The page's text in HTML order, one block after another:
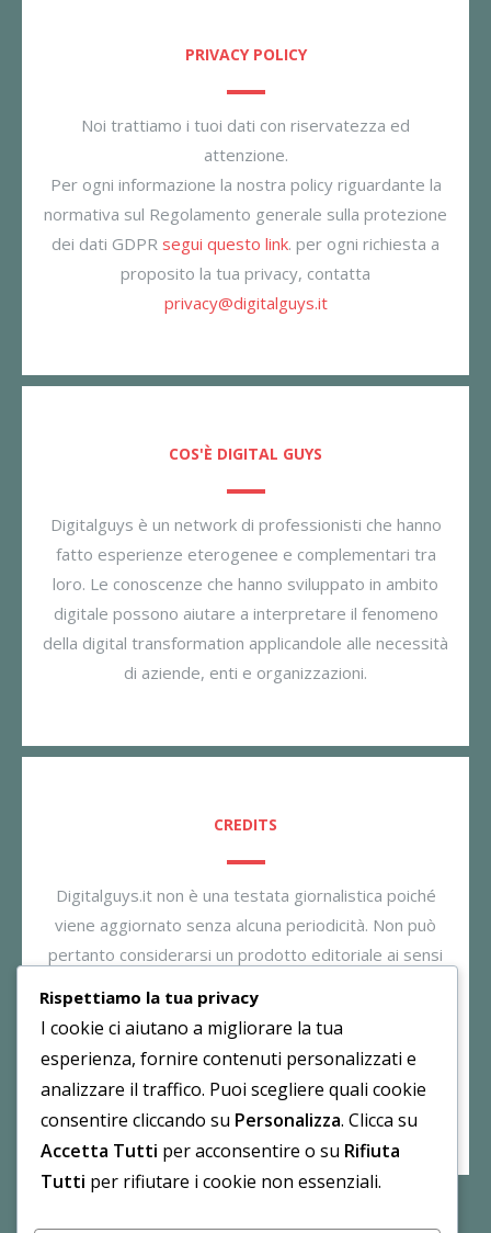
PRIVACY POLICY
Noi trattiamo i tuoi dati con riservatezza ed
attenzione.
Per ogni informazione la nostra policy riguardante la
normativa sul Regolamento generale sulla protezione
dei dati GDPR segui questo link. per ogni richiesta a
proposito la tua privacy, contatta
privacy@digitalguys.it
COS'È DIGITAL GUYS
Digitalguys è un network di professionisti che hanno
fatto esperienze eterogenee e complementari tra
loro. Le conoscenze che hanno sviluppato in ambito
digitale possono aiutare a interpretare il fenomeno
della digital transformation applicandole alle necessità
di aziende, enti e organizzazioni.
CREDITS
Digitalguys.it non è una testata giornalistica poiché
viene aggiornato senza alcuna periodicità. Non può
pertanto considerarsi un prodotto editoriale ai sensi
essere responsabile per i commenti inseriti nei post.
Eventuali commenti dei lettori, lesivi all’immagine o
all’onorabilità di persone terze non sono da attribuirsi
al gestore.
Rispettiamo la tua privacy
I cookie ci aiutano a migliorare la tua
esperienza, fornire contenuti personalizzati e
analizzare il traffico. Puoi scegliere quali cookie
consentire cliccando su Personalizza. Clicca su
Accetta Tutti per acconsentire o su Rifiuta
Tutti per rifiutare i cookie non essenziali.